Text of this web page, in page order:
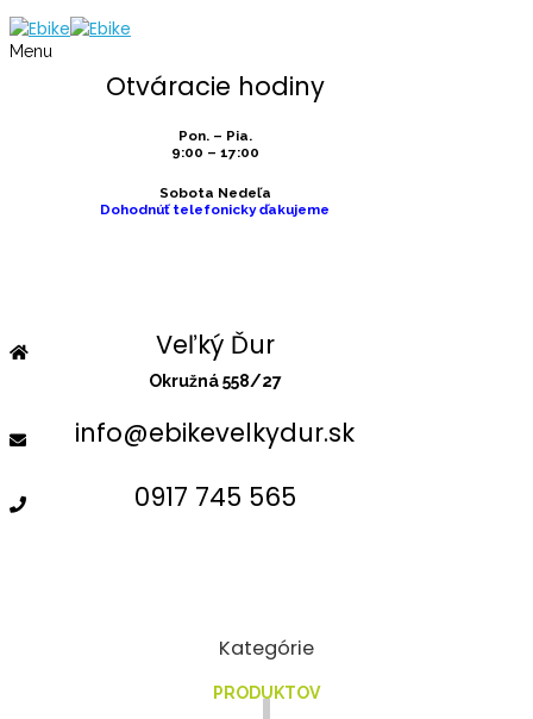
Menu
Otváracie hodiny
Pon. – Pia.
9:00 – 17:00
Sobota Nedeľa
Dohodnúť telefonicky ďakujeme
Veľký Ďur
Okružná 558/27
info@ebikevelkydur.sk
0917 745 565
Kategórie
PRODUKTOV